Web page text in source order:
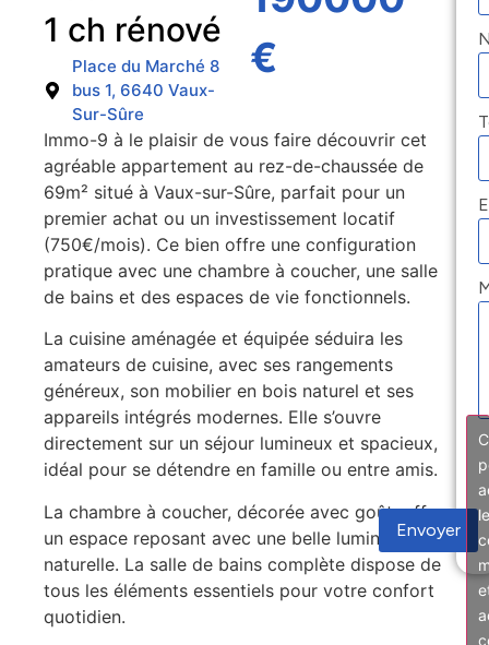
1 ch rénové
Place du Marché 8
bus 1, 6640 Vaux-
Sur-Sûre
€
Immo-9 à le plaisir de vous faire découvrir cet
agréable appartement au rez-de-chaussée de
69m² situé à Vaux-sur-Sûre, parfait pour un
premier achat ou un investissement locatif
(750€/mois). Ce bien offre une configuration
pratique avec une chambre à coucher, une salle
de bains et des espaces de vie fonctionnels.
La cuisine aménagée et équipée séduira les
amateurs de cuisine, avec ses rangements
généreux, son mobilier en bois naturel et ses
appareils intégrés modernes. Elle s’ouvre
directement sur un séjour lumineux et spacieux,
idéal pour se détendre en famille ou entre amis.
La chambre à coucher, décorée avec goût, offre
un espace reposant avec une belle luminosité
naturelle. La salle de bains complète dispose de
tous les éléments essentiels pour votre confort
quotidien.
Envoyer